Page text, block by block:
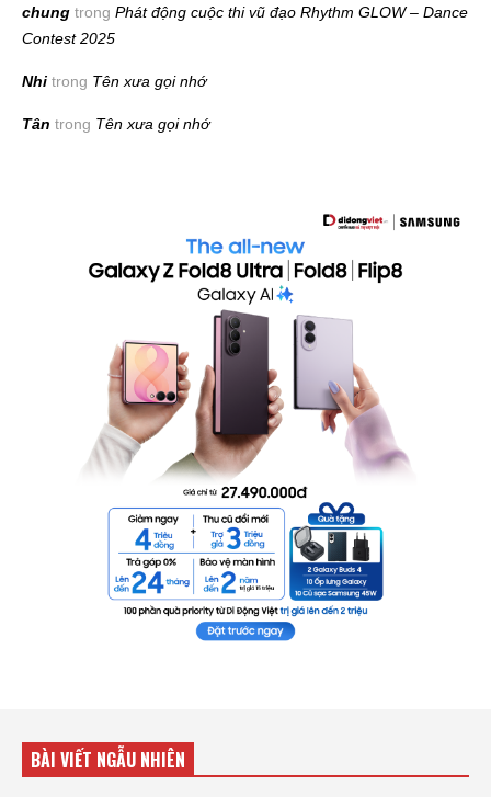
chung trong Phát động cuộc thi vũ đạo Rhythm GLOW – Dance
Contest 2025
Nhi trong Tên xưa gọi nhớ
Tân trong Tên xưa gọi nhớ
BÀI VIẾT NGẪU NHIÊN